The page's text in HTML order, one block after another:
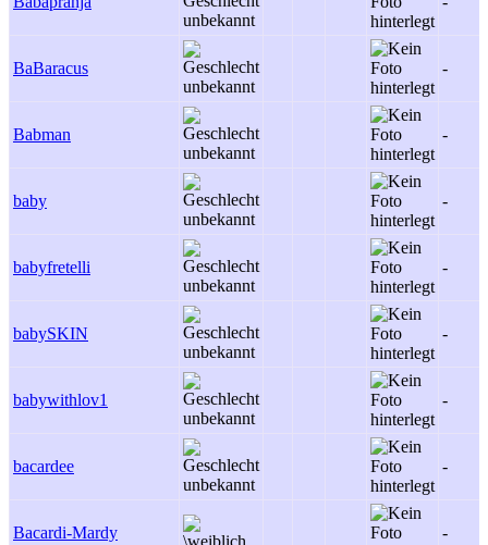
BaBaracus -
Babman -
baby -
babyfretelli -
babySKIN -
babywithlov1 -
bacardee -
Bacardi-Mardy -